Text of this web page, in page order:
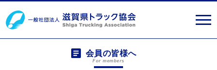
会員の皆様へ
For members